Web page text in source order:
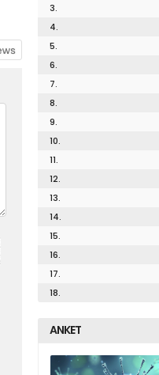
3.
4.
5.
6.
7.
8.
9.
10.
11.
12.
13.
14.
15.
16.
17.
18.
ANKET